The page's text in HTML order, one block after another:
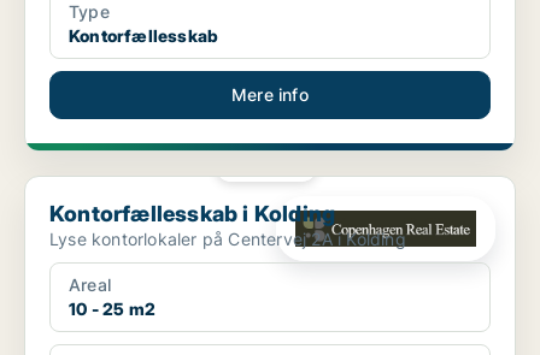
Type
Kontorfællesskab
Mere info
Kontorfællesskab i Kolding
Kontorfællesskab i Kolding
Lyse kontorlokaler på Centervej 2A i Kolding
Areal
10 - 25 m2